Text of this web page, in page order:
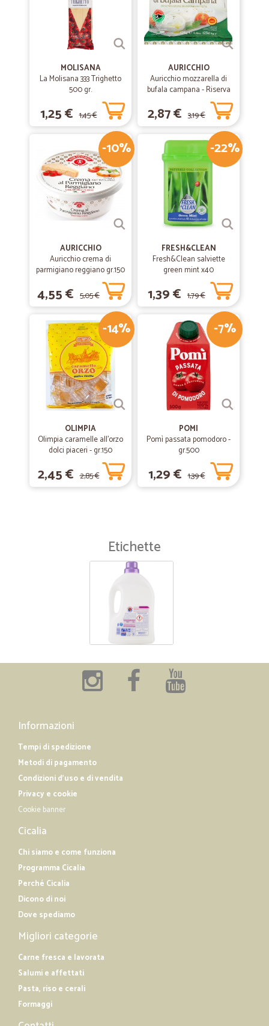
MOLISANA
La Molisana 333 Trighetto
500 gr.
1,25 € 1,45 €
AURICCHIO
Auricchio mozzarella di
bufala campana - Riserva
esclusiva gr.125
2,87 € 3,19 €
-10%
AURICCHIO
Auricchio crema di
parmigiano reggiano gr.150
4,55 € 5,05 €
-22%
FRESH&CLEAN
Fresh&Clean salviette
green mint x40
1,39 € 1,79 €
-14%
OLIMPIA
Olimpia caramelle all'orzo
dolci piaceri - gr.150
2,45 € 2,85 €
-7%
POMI
Pomì passata pomodoro -
gr.500
1,29 € 1,39 €
Etichette
Informazioni
Tempi di spedizione
Metodi di pagamento
Condizioni d'uso e di vendita
Privacy e cookie
Cookie banner
Cicalia
Chi siamo e come funziona
Programma Cicalia
Perché Cicalia
Dicono di noi
Dove spediamo
Migliori categorie
Carne fresca e lavorata
Salumi e affettati
Pasta, riso e cerali
Formaggi